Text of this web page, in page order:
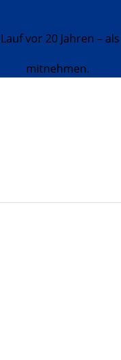
vor 20 Jahren –
mitnehmen.